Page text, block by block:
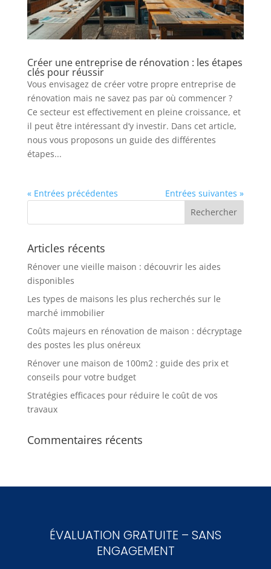
Créer une entreprise de rénovation : les étapes
clés pour réussir
Vous envisagez de créer votre propre entreprise de
rénovation mais ne savez pas par où commencer ?
Ce secteur est effectivement en pleine croissance, et
il peut être intéressant d’y investir. Dans cet article,
nous vous proposons un guide des différentes
étapes...
« Entrées précédentes Entrées suivantes »
Articles récents
Rénover une vieille maison : découvrir les aides
disponibles
Les types de maisons les plus recherchés sur le
marché immobilier
Coûts majeurs en rénovation de maison : décryptage
des postes les plus onéreux
Rénover une maison de 100m2 : guide des prix et
conseils pour votre budget
Stratégies efficaces pour réduire le coût de vos
travaux
Commentaires récents
ÉVALUATION GRATUITE – SANS
ENGAGEMENT